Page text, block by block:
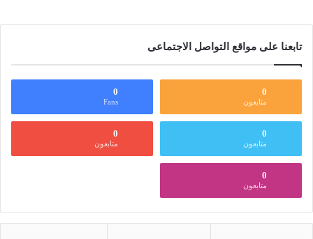
تابعنا على مواقع التواصل الاجتماعى
0
متابعون
0
Fans
0
متابعون
0
متابعون
0
متابعون